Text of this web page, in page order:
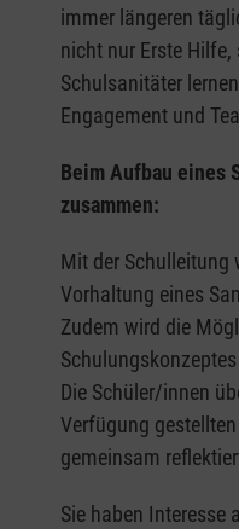
immer längeren
nicht nur Erste
Schulsanitäter
Engagement und
Beim Aufbau eines
zusammen:
Mit der Schulleitung
Vorhaltung eines
Zudem wird die
Die Schüler/innen
Verfügung
gemeinsam
Sie haben Interesse